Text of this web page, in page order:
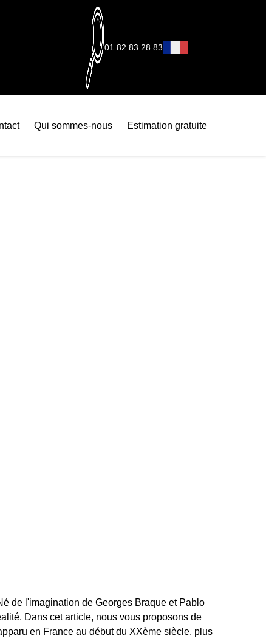
01 82 83 28 83
Qui sommes-nous Estimation gratuite
de l'imagination de Georges Braque et Pablo
Dans cet article, nous vous proposons de
en France au début du XXème siècle, plus